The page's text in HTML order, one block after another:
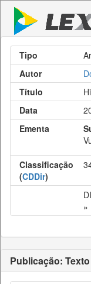
Tipo
Autor
Título
Data
Ementa
Classificação
(CDDir)
»
Publicação: